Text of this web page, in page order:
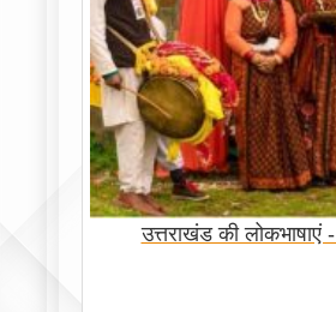
उत्तराखंड की लोकभाषाएं